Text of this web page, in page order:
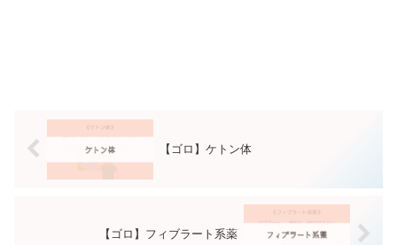
【ゴロ】ケトン体
【ゴロ】フィブラート系薬